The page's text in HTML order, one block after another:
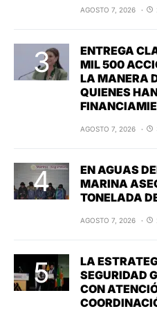
AGOSTO 7, 2026
ENTREGA
MIL 500
LA MANERA
QUIENES
AGOSTO 7, 2026
EN AGUAS
MARINA
TONELADA
AGOSTO 7, 2026
LA
SEGURIDAD
CON